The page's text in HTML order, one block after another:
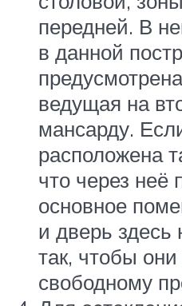
передней. В
в данной
ведущая на
мансарду.
расположена
что через неё
основное
и дверь
так, чтобы
свободному